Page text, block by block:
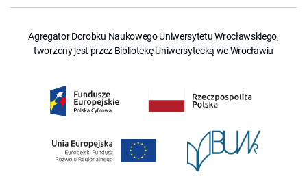
Agregator Dorobku Naukowego Uniwersytetu Wrocławskiego,
tworzony jest przez Bibliotekę Uniwersytecką we Wrocławiu